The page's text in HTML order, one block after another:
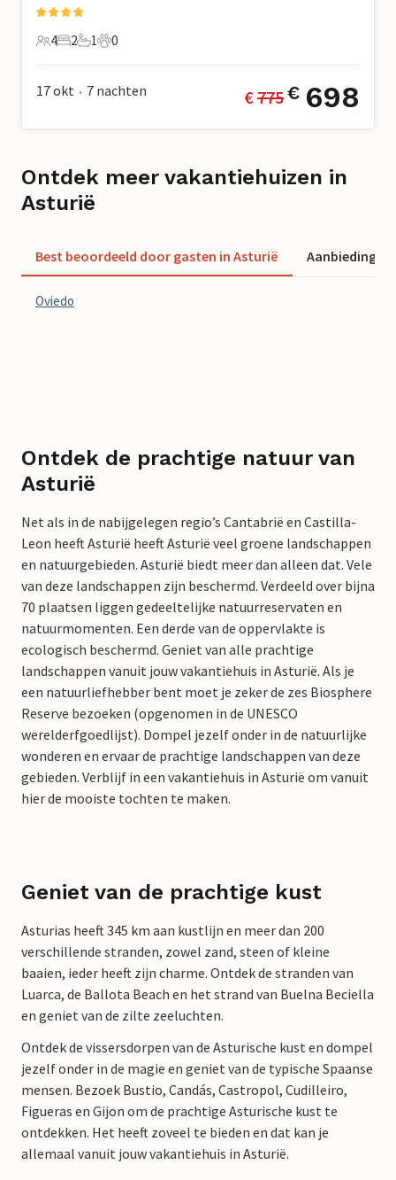
4 Gasten
4
2 Slaapkamers
2
1 Badkamer
1
0 Huisdieren
0
17 okt • 7 nachten € 775€ 698
Ontdek meer vakantiehuizen in
Asturië
Best beoordeeld door gasten in Asturië Aanbiedingen
Oviedo
Ontdek de prachtige natuur van
Asturië
Net als in de nabijgelegen regio’s Cantabrië en Castilla-
Leon heeft Asturië heeft Asturië veel groene landschappen
en natuurgebieden. Asturië biedt meer dan alleen dat. Vele
van deze landschappen zijn beschermd. Verdeeld over bijna
70 plaatsen liggen gedeeltelijke natuurreservaten en
natuurmomenten. Een derde van de oppervlakte is
ecologisch beschermd. Geniet van alle prachtige
landschappen vanuit jouw vakantiehuis in Asturië. Als je
een natuurliefhebber bent moet je zeker de zes Biosphere
Reserve bezoeken (opgenomen in de UNESCO
werelderfgoedlijst). Dompel jezelf onder in de natuurlijke
wonderen en ervaar de prachtige landschappen van deze
gebieden. Verblijf in een vakantiehuis in Asturië om vanuit
hier de mooiste tochten te maken.
Geniet van de prachtige kust
Asturias heeft 345 km aan kustlijn en meer dan 200
verschillende stranden, zowel zand, steen of kleine
baaien, ieder heeft zijn charme. Ontdek de stranden van
Luarca, de Ballota Beach en het strand van Buelna Beciella
en geniet van de zilte zeeluchten.
Ontdek de vissersdorpen van de Asturische kust en dompel
jezelf onder in de magie en geniet van de typische Spaanse
mensen. Bezoek Bustio, Candás, Castropol, Cudilleiro,
Figueras en Gijon om de prachtige Asturische kust te
ontdekken. Het heeft zoveel te bieden en dat kan je
allemaal vanuit jouw vakantiehuis in Asturië.